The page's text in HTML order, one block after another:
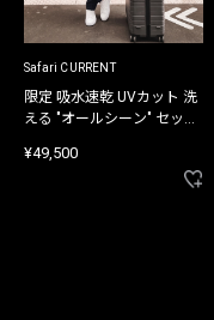
Safari CURRENT
限定 吸水速乾 UVカット 洗
える "オールシーン" セット
¥49,500